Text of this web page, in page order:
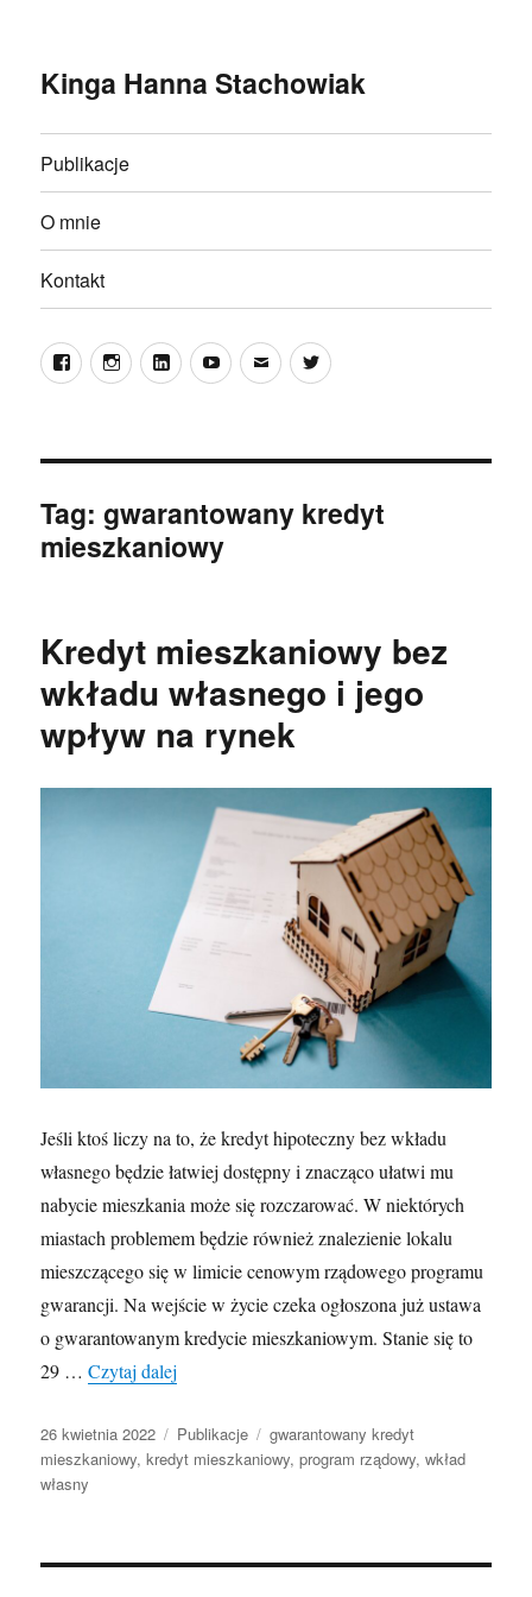
Kinga Hanna Stachowiak
Publikacje
O mnie
Kontakt
FacebookInstagramLinkedInYouTube
E-
mail
Twitter
Tag:gwarantowany kredyt
mieszkaniowy
Kredyt mieszkaniowy bez
wkładu własnego i jego
wpływ na rynek
Jeśli ktoś liczy na to, że kredyt hipoteczny bez wkładu
własnego będzie łatwiej dostępny i znacząco ułatwi mu
nabycie mieszkania może się rozczarować. W niektórych
miastach problemem będzie również znalezienie lokalu
mieszczącego się w limicie cenowym rządowego programu
gwarancji. Na wejście w życie czeka ogłoszona już ustawa
o gwarantowanym kredycie mieszkaniowym. Stanie się to
29 …Czytaj dalej
Opublikowano
26 kwietnia 2022 Kategorie
Publikacje Tagi
gwarantowany kredyt
mieszkaniowy,kredyt mieszkaniowy,program rządowy,wkład
własny